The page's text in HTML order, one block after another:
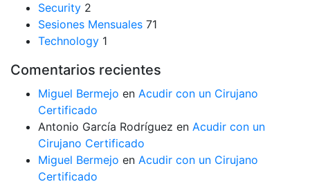
Security 2
Sesiones Mensuales 71
Technology 1
Comentarios recientes
Miguel Bermejo en Acudir con un Cirujano
Certificado
Antonio García Rodríguez en Acudir con un
Cirujano Certificado
Miguel Bermejo en Acudir con un Cirujano
Certificado